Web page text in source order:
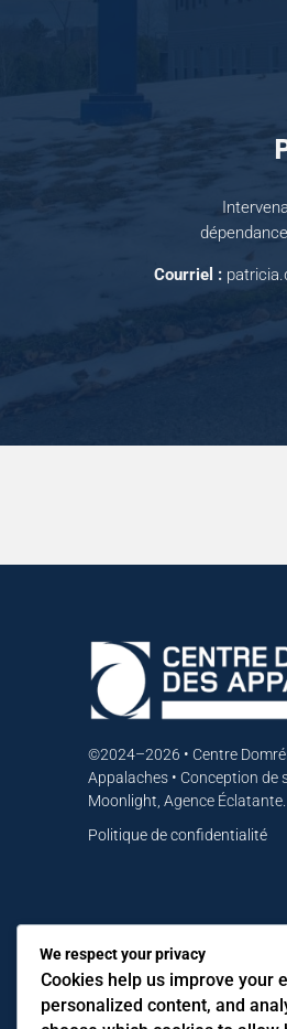
Courriel :
©2024–2026 • Centre
Appalaches • Conception de
Moonlight, Agence Éclatante.
Politique de confidentialité
We respect your privacy
Cookies help us improve your
personalized content, and